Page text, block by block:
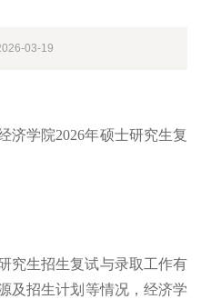
03-19
济学院2026年硕士研究生复
究生招生复试与录取工作有
及招生计划等情况，经济学